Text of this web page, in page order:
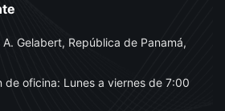
Gelabert, República de Panamá,
de oficina: Lunes a viernes de 7:00